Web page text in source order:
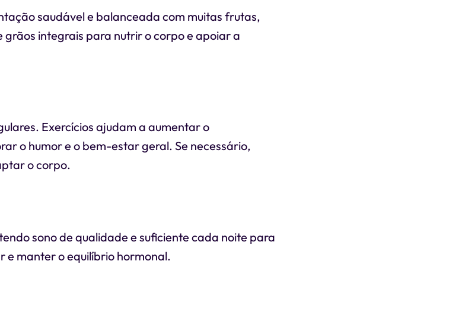
saudável e balanceada com muitas frutas,
integrais para nutrir o corpo e apoiar a
Exercícios ajudam a aumentar o
o humor e o bem-estar geral. Se necessário,
o corpo.
sono de qualidade e suficiente cada noite para
e manter o equilíbrio hormonal.